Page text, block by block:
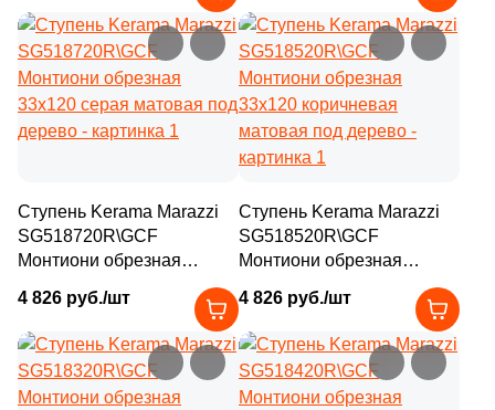
дерево
Ступень Kerama Marazzi
SG518720R\GCF
Монтиони обрезная
33x120 серая матовая под
дерево
4 826 руб./шт
Ступень Kerama Marazzi
SG518520R\GCF
Монтиони обрезная
матовая под дерево
4 826 руб./шт